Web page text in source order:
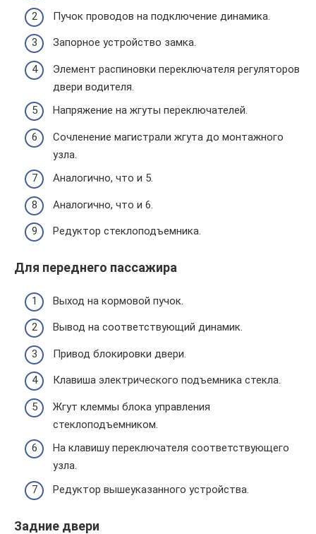
Пучок проводов на подключение динамика.
Запорное устройство замка.
Элемент распиновки переключателя регуляторов
двери водителя.
Напряжение на жгуты переключателей.
Сочленение магистрали жгута до монтажного
узла.
Аналогично, что и 5.
Аналогично, что и 6.
Редуктор стеклоподъемника.
Для переднего пассажира
Выход на кормовой пучок.
Вывод на соответствующий динамик.
Привод блокировки двери.
Клавиша электрического подъемника стекла.
Жгут клеммы блока управления
стеклоподъемником.
На клавишу переключателя соответствующего
узла.
Редуктор вышеуказанного устройства.
Задние двери